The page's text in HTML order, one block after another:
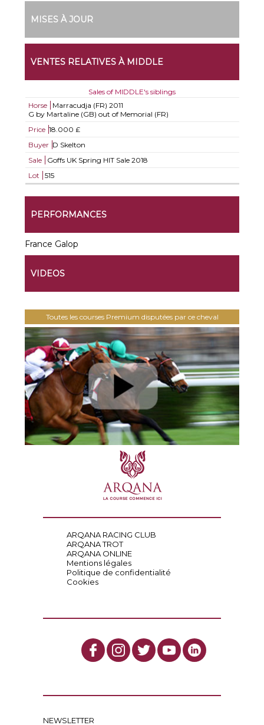
MISES À JOUR
VENTES RELATIVES À MIDDLE
Sales of MIDDLE's siblings
Horse
Marracudja (FR) 2011
G by Martaline (GB) out of Memorial (FR)
Price 18.000 £
Buyer D Skelton
Sale
Goffs UK Spring HIT Sale 2018
Lot
515
PERFORMANCES
France Galop
VIDEOS
Toutes les courses Premium disputées par ce cheval
ARQANA RACING CLUB
ARQANA TROT
ARQANA ONLINE
Mentions légales
Politique de confidentialité
Cookies
NEWSLETTER